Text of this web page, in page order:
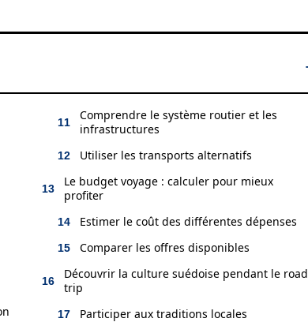
Comprendre le système routier et les
infrastructures
Utiliser les transports alternatifs
Le budget voyage : calculer pour mieux
profiter
Estimer le coût des différentes dépenses
Comparer les offres disponibles
Découvrir la culture suédoise pendant le road
trip
Participer aux traditions locales